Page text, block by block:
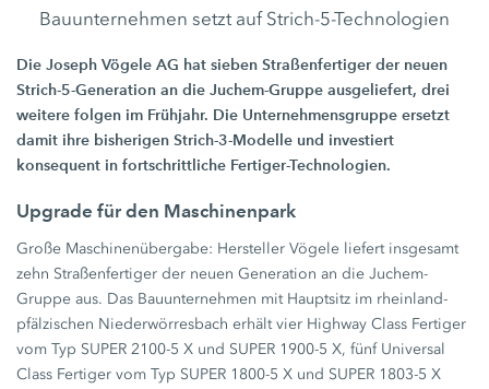
Bauunternehmen setzt auf Strich-5-Technologien
Die Joseph Vögele AG hat sieben Straßenfertiger der neuen
Strich-5-Generation an die Juchem-Gruppe ausgeliefert, drei
weitere folgen im Frühjahr. Die Unternehmensgruppe ersetzt
damit ihre bisherigen Strich-3-Modelle und investiert
konsequent in fortschrittliche Fertiger-Technologien.
Upgrade für den Maschinenpark
Große Maschinenübergabe: Hersteller Vögele liefert insgesamt
zehn Straßenfertiger der neuen Generation an die Juchem-
Gruppe aus. Das Bauunternehmen mit Hauptsitz im rheinland-
pfälzischen Niederwörresbach erhält vier Highway Class Fertiger
vom Typ SUPER 2100-5 X und SUPER 1900-5 X, fünf Universal
Class Fertiger vom Typ SUPER 1800-5 X und SUPER 1803-5 X